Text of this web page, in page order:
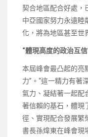
契合地區配合好處，
中亞國家努力永遠睦
化，將為地區甚至世
“體現高度的政治互信
本屆峰會最凸起的亮
力”。“這一精力有著
氣力、凝結著一起配
著信賴的基石，體現
徑、實現配合發展繁
書長孫煒東在峰會現